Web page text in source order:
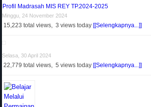
Profil Madrasah MIS REY TP.2024-2025
Minggu, 24 November 2024
15,223 total views, 3 views today [[Selengkapnya...]]
Selasa, 30 April 2024
22,779 total views, 5 views today [[Selengkapnya...]]